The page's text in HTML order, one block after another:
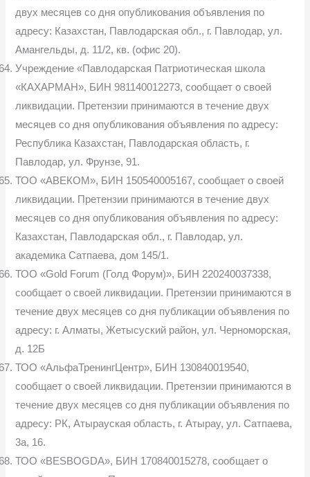
двух месяцев со дня опубликования объявления по
адресу: Казахстан, Павлодарская обл., г. Павлодар, ул.
Амангельды, д. 11/2, кв. (офис 20).
Учреждение «Павлодарская Патриотическая школа
«КАХАРМАН», БИН 981140012273, сообщает о своей
ликвидации. Претензии принимаются в течение двух
месяцев со дня опубликования объявления по адресу:
Республика Казахстан, Павлодарская область, г.
Павлодар, ул. Фрунзе, 91.
ТОО «АВЕКОМ», БИН 150540005167, сообщает о своей
ликвидации. Претензии принимаются в течение двух
месяцев со дня опубликования объявления по адресу:
Казахстан, Павлодарская обл., г. Павлодар, ул.
академика Сатпаева, дом 145/1.
ТОО «Gold Forum (Голд Форум)», БИН 220240037338,
сообщает о своей ликвидации. Претензии принимаются в
течение двух месяцев со дня публикации объявления по
адресу: г. Алматы, Жетысуский район, ул. Черноморская,
д. 12Б
ТОО «АльфаТренингЦентр», БИН 130840019540,
сообщает о своей ликвидации. Претензии принимаются в
течение двух месяцев со дня публикации объявления по
адресу: РК, Атырауская область, г. Атырау, ул. Сатпаева,
3а, 16.
ТОО «BESBOGDA», БИН 170840015278, сообщает о